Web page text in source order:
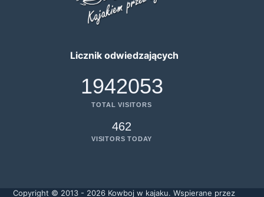
Licznik odwiedzających
1942053
TOTAL VISITORS
462
VISITORS TODAY
Copyright © 2013 - 2026 Kowboj w kajaku. Wspierane przez